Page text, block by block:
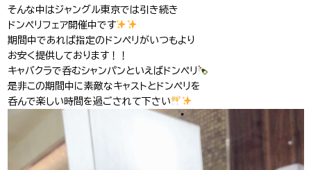
Recruit Staff
Shop Info
J-Tokyo
Entertainment
そんな中はジャングル東京では引き続き
ドンペリフェア開催中です
期間中であれば指定のドンペリがいつもより
お安く提供しております！！
キャバクラで呑むシャンパンといえばドンペリ
是非この期間中に素敵なキャストとドンペリを
呑んで楽しい時間を過ごされて下さい